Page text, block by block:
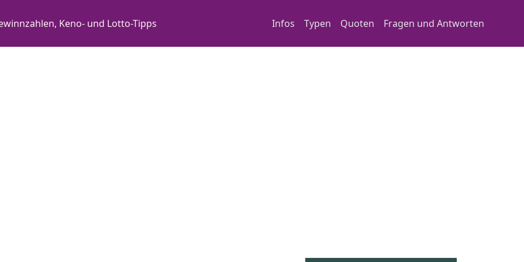
Keno- und Lotto-Tipps Main navigation
Infos Typen Quoten Fragen und Antworten